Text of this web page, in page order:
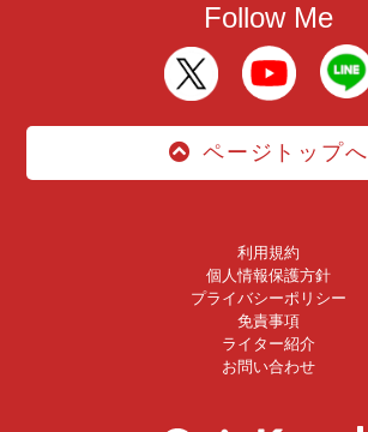
Follow Me
ページトップへ
利用規約
個人情報保護方針
プライバシーポリシー
免責事項
ライター紹介
お問い合わせ